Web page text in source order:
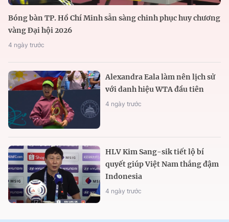
Bóng bàn TP. Hồ Chí Minh sẵn sàng chinh phục huy chương
vàng Đại hội 2026
4 ngày trước
Alexandra Eala làm nên lịch sử
với danh hiệu WTA đầu tiên
4 ngày trước
HLV Kim Sang-sik tiết lộ bí
quyết giúp Việt Nam thắng đậm
Indonesia
4 ngày trước